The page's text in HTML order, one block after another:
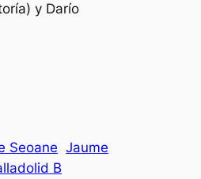
y Darío
Seoane Jaume
B